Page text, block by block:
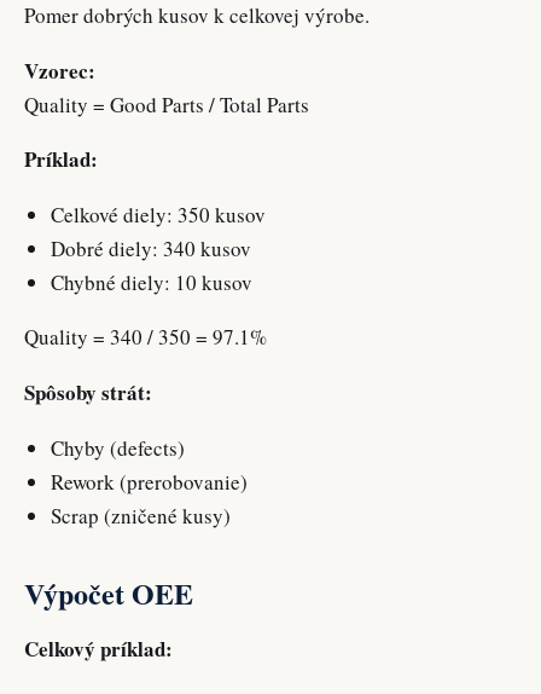
Pomer dobrých kusov k celkovej výrobe.
Vzorec:
Quality = Good Parts / Total Parts
Príklad:
Celkové diely: 350 kusov
Dobré diely: 340 kusov
Chybné diely: 10 kusov
Quality = 340 / 350 = 97.1%
Spôsoby strát:
Chyby (defects)
Rework (prerobovanie)
Scrap (zničené kusy)
Výpočet OEE
Celkový príklad: